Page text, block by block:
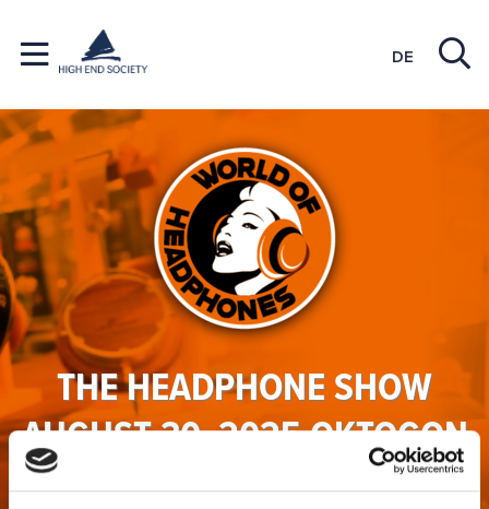
DE
THE HEADPHONE SHOW
AUGUST 30, 2025 OKTOGON
ZECHE ZOLLVEREIN IN ESSEN